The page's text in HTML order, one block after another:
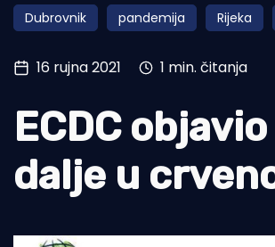
Ribolov
Ekologija
Dubrovnik pandemija Rijeka
16 rujna 2021 1 min. čitanja
ECDC
dalje u